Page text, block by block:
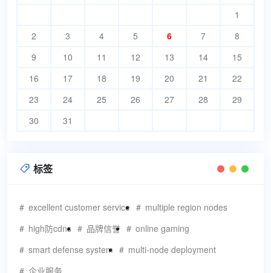
1
2
3 4 5 6 7
8
9
10 11 12 13 14
15
16
17 18 19 20 21
22
23
24 25 26 27 28
29
30
31
 标签
excellent customer service
multiple region nodes
high防cdns
品牌信誉
online gaming
smart defense system
multi-node deployment
企业服务